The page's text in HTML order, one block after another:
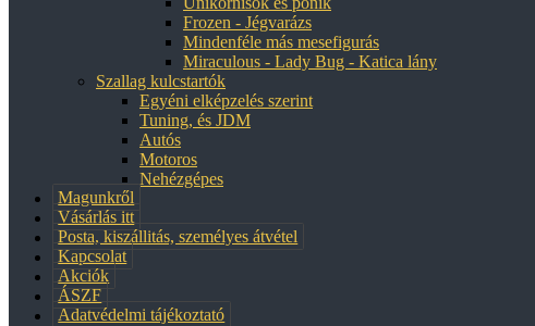
Frozen - Jégvarázs
Mindenféle más mesefigurás
Miraculous - Lady Bug - Katica lány
Szallag kulcstartók
Egyéni elképzelés szerint
Tuning, és JDM
Autós
Motoros
Nehézgépes
Magunkről
Vásárlás itt
Posta, kiszállitás, személyes átvétel
Kapcsolat
Akciók
ÁSZF
Adatvédelmi tájékoztató